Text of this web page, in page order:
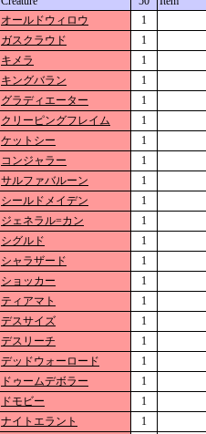
オールドウィロウ
1
ガスクラウド
1
キメラ
1
キングバラン
1
グラディエーター
1
クリーピングフレイム
1
ケットシー
1
コンジャラー
1
サルファバルーン
1
シールドメイデン
1
ジェネラル=カン
1
シグルド
1
シャラザード
1
ショッカー
1
ティアマト
1
デスサイズ
1
デスリーチ
1
デッドウォーロード
1
ドゥームデボラー
1
ドモビー
1
ナイトエラント
1